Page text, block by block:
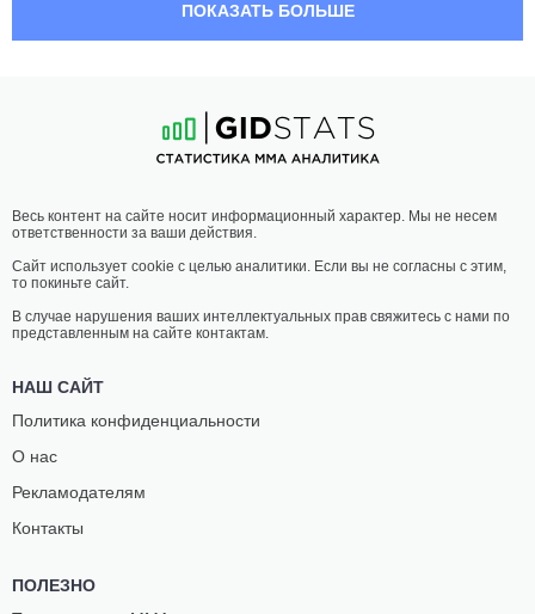
ПАЧЕКО
23-5- 0
23:00 МСК•
ЛЕГКИЙ ВЕС 70.3 КГ
КОЛЕСНИК
ПОКАЗАТЬ БОЛЬШЕ
Весь контент на сайте носит информационный характер. Мы не несем
ответственности за ваши действия.
Сайт использует cookie с целью аналитики. Если вы не согласны с этим,
то покиньте сайт.
В случае нарушения ваших интеллектуальных прав свяжитесь с нами по
представленным на сайте контактам.
НАШ САЙТ
Политика конфиденциальности
О нас
Рекламодателям
Контакты
ПОЛЕЗНО